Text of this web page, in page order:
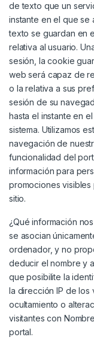
de texto que un
instante en el que se
texto se guardan en
relativa al usuario.
sesión, la cookie
web será capaz de
o la relativa a sus
sesión de su
hasta el instante en
sistema. Utilizamos
navegación de
funcionalidad del
información para
promociones
sitio.
¿Qué información
se asocian
ordenador, y no
deducir el nombre y
que posibilite la
la dirección IP de los
ocultamiento o
visitantes con
portal.